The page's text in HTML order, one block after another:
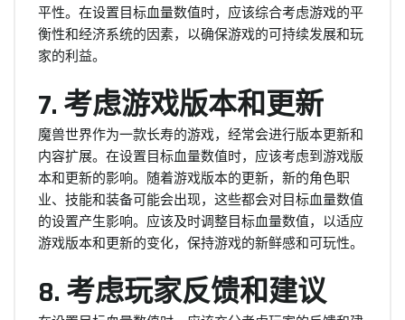
平性。在设置目标血量数值时，应该综合考虑游戏的平
衡性和经济系统的因素，以确保游戏的可持续发展和玩
家的利益。
7. 考虑游戏版本和更新
魔兽世界作为一款长寿的游戏，经常会进行版本更新和
内容扩展。在设置目标血量数值时，应该考虑到游戏版
本和更新的影响。随着游戏版本的更新，新的角色职
业、技能和装备可能会出现，这些都会对目标血量数值
的设置产生影响。应该及时调整目标血量数值，以适应
游戏版本和更新的变化，保持游戏的新鲜感和可玩性。
8. 考虑玩家反馈和建议